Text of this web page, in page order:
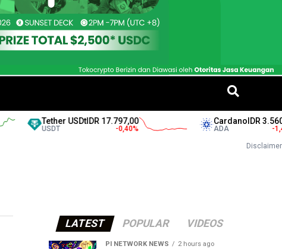
Tether USDtIDR 17.797,00
USDT -0,40%
CardanoIDR 3.560,00
ADA -1,47%
Disclaimer
LATEST POPULAR VIDEOS
PI NETWORK NEWS 2 hours ago